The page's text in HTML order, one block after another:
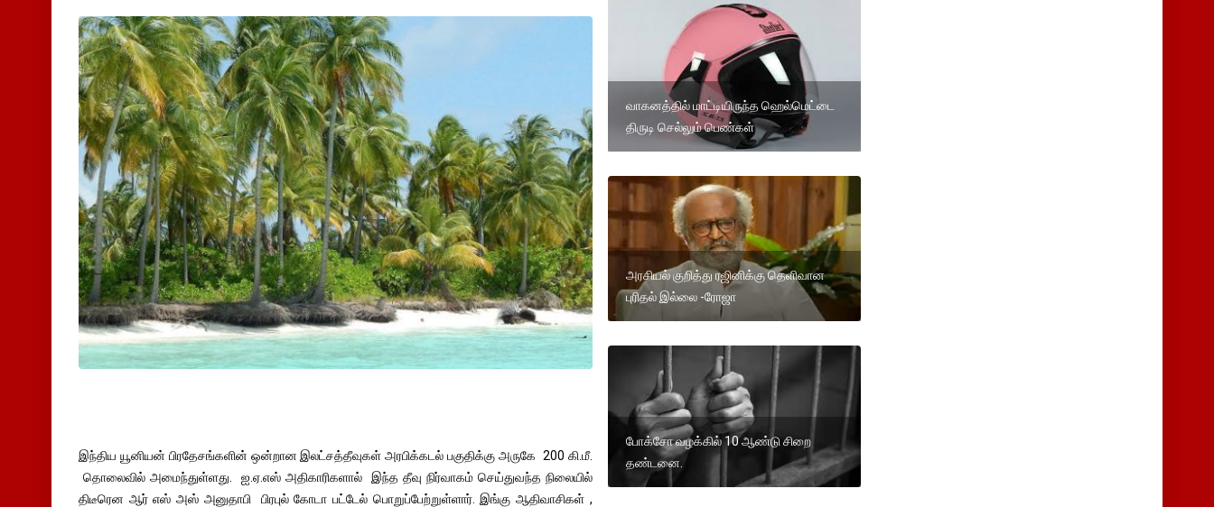
இந்திய யூனியன் பிரதேசங்களின் ஒன்றான இலட்சத்தீவுகள் அரபிக்கடல் பகுதிக்கு அருகே 200 கி.மீ.
தொலைவில் அமைந்துள்ளது. ஐ.ஏ.எஸ் அதிகாரிகளால் இந்த தீவு நிர்வாகம் செய்துவந்த நிலையில்
திடீரென ஆர் எஸ் அஸ் அனுதாபி பிரபுல் கோடா பட்டேல் பொறுப்பேற்றுள்ளார். இங்கு ஆதிவாசிகள் ,
வாகனத்தில் மாட்டியிருந்த ஹெல்மெட்டை
திருடி செல்லும் பெண்கள்
அரசியல் குறித்து ரஜினிக்கு தெளிவான
புரிதல் இல்லை -ரோஜா
போக்சோ வழக்கில் 10 ஆண்டு சிறை
தண்டனை.